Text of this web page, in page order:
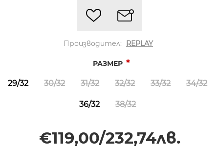
Производител: REPLAY
РАЗМЕР *
29/32 30/32 31/32 32/32 33/32 34/32
36/32 38/32
€119,00/232,74лв.